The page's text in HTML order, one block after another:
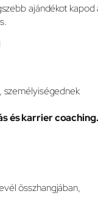
ajándékot kapod
személyiségednek
és karrier coaching.
összhangjában,